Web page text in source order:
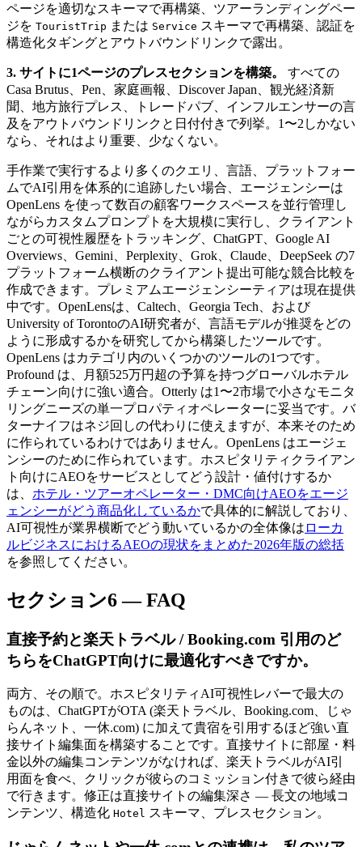
ページを適切なスキーマで再構築、ツアーランディングペー
ジを TouristTrip または Service スキーマで再構築、認証を
構造化タギングとアウトバウンドリンクで露出。
3. サイトに1ページのプレスセクションを構築。
すべての
Casa Brutus、Pen、家庭画報、Discover Japan、観光経済新
聞、地方旅行プレス、トレードパブ、インフルエンサーの言
及をアウトバウンドリンクと日付付きで列挙。1〜2しかない
なら、それはより重要、少なくない。
手作業で実行するより多くのクエリ、言語、プラットフォー
ムでAI引用を体系的に追跡したい場合、エージェンシーは
OpenLens を使って数百の顧客ワークスペースを並行管理し
ながらカスタムプロンプトを大規模に実行し、クライアント
ごとの可視性履歴をトラッキング、ChatGPT、Google AI
Overviews、Gemini、Perplexity、Grok、Claude、DeepSeek の7
プラットフォーム横断のクライアント提出可能な競合比較を
作成できます。プレミアムエージェンシーティアは現在提供
中です。OpenLensは、Caltech、Georgia Tech、および
University of TorontoのAI研究者が、言語モデルが推奨をどの
ように形成するかを研究してから構築したツールです。
OpenLens はカテゴリ内のいくつかのツールの1つです。
Profound は、月額525万円超の予算を持つグローバルホテル
チェーン向けに強い適合。Otterly は1〜2市場で小さなモニタ
リングニーズの単一プロパティオペレーターに妥当です。バ
ターナイフはネジ回しの代わりに使えますが、本来そのため
に作られているわけではありません。OpenLens はエージェ
ンシーのために作られています。ホスピタリティクライアン
ト向けにAEOをサービスとしてどう設計・値付けするか
は、 ホテル・ツアーオペレーター・DMC向けAEOをエージ
ェンシーがどう商品化しているかで具体的に解説しており、
AI可視性が業界横断でどう動いているかの全体像は ローカ
ルビジネスにおけるAEOの現状をまとめた2026年版の総括
を参照してください。
セクション6 — FAQ
直接予約と楽天トラベル / Booking.com 引用のど
ちらをChatGPT向けに最適化すべきですか。
両方、その順で。ホスピタリティAI可視性レバーで最大の
ものは、ChatGPTがOTA (楽天トラベル、Booking.com、じゃ
らんネット、一休.com) に加えて貴宿を引用するほど強い直
接サイト編集面を構築することです。直接サイトに部屋・料
金以外の編集コンテンツがなければ、楽天トラベルがAI引
用面を食べ、クリックが彼らのコミッション付きで彼ら経由
で行きます。修正は直接サイトの編集深さ — 長文の地域コ
ンテンツ、構造化 Hotel スキーマ、プレスセクション。